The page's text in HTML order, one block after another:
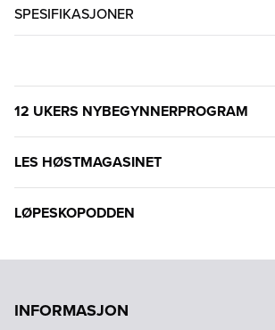
SPESIFIKASJONER
12 UKERS NYBEGYNNERPROGRAM
LES HØSTMAGASINET
LØPESKOPODDEN
INFORMASJON